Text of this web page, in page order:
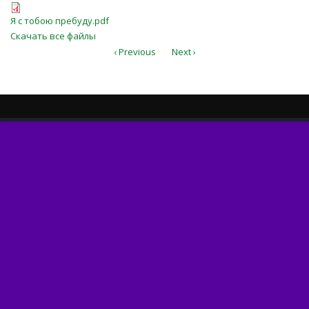
Я с тобою пребуду.pdf
Я с тобою пребуду.pdf
Скачать все файлы
‹ Previous
Next ›